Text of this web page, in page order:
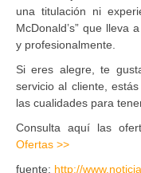
una titulación ni
McDonald’s” que lleva
y profesionalmente.
Si eres alegre, te
servicio al cliente,
las cualidades para
Consulta aquí las
Ofertas >>
fuente: http://